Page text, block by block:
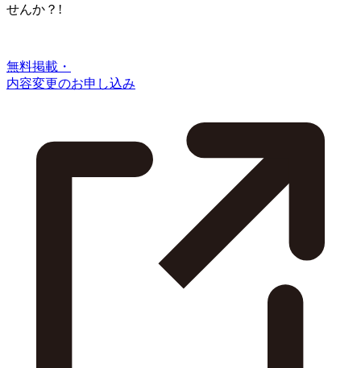
せんか？!
無料掲載・
内容変更のお申し込み